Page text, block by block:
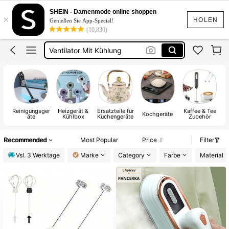
HOLEN
×
SHEIN - Damenmode online shoppen
Genießen Sie App-Special!
(10,830)
Ventilator
Klimaanlage
Staubsauger
Ventilator Mit Kühlung
Ventilator
Reinigungsger
äte
Heizgerät &
Kühlbox
Ersatzteile für
Küchengeräte Kochgeräte Kaffee & Tee
Zubehör
Recommended Most Popular Price
Filter
Vsl. 3 Werktage
Marke Category Farbe Material